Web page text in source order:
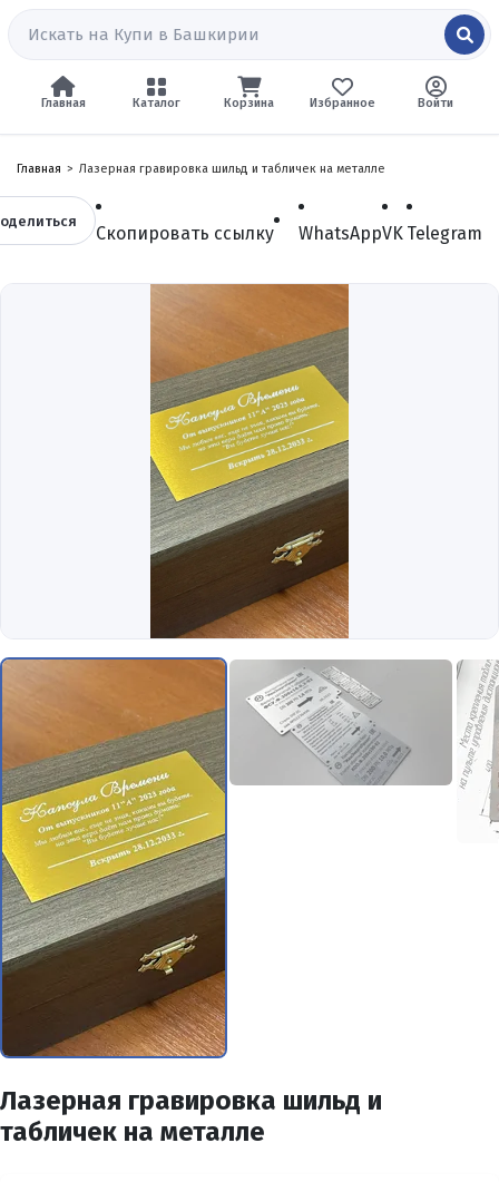
Главная Каталог Войти
Избранное
Корзина
Главная Лазерная гравировка шильд и табличек на металле
Скопировать ссылку WhatsAppVK Telegram
Лазерная гравировка шильд и
табличек на металле